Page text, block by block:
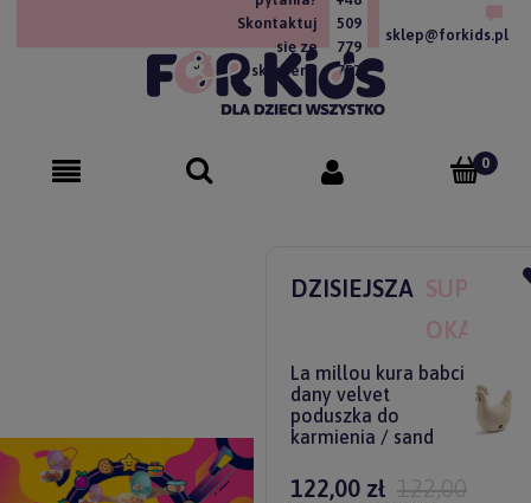
Skontaktuj
się ze
sklepem!
509
779
757
sklep@forkids.pl
DZISIEJSZA SUPER
OKAZJA
La millou kura babci
dany velvet
poduszka do
karmienia / sand
122,00 zł 122,00 zł